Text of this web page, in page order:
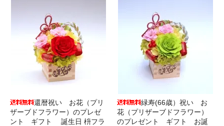
還暦祝い お花（プリ
ザーブドフラワー）のプレゼ
ント ギフト 誕生日 枡フラ
緑寿(66歳）祝い お
花（プリザーブドフラワー）
のプレゼント ギフト お誕